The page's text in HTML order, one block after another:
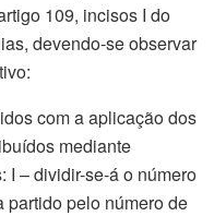
109, incisos I do
devendo-se observar
com a aplicação dos
mediante
I – dividir-se-á o número
partido pelo número de